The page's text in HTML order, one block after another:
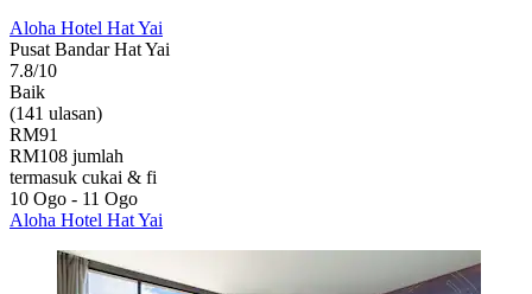
Aloha Hotel Hat Yai
Pusat Bandar Hat Yai
7.8/10
Baik
(141 ulasan)
RM91
RM108 jumlah
termasuk cukai & fi
10 Ogo - 11 Ogo
Aloha Hotel Hat Yai